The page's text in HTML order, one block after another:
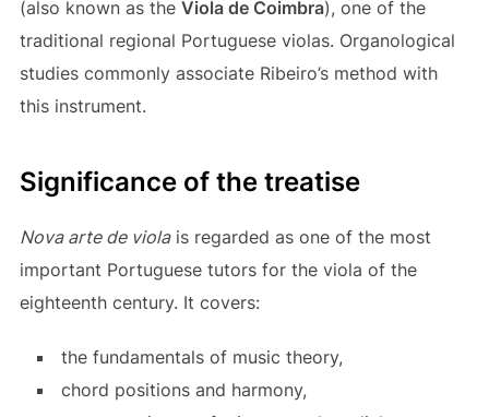
(also known as the Viola de Coimbra), one of the
traditional regional Portuguese violas. Organological
studies commonly associate Ribeiro’s method with
this instrument.
Significance of the treatise
Nova arte de violais regarded as one of the most
important Portuguese tutors for the viola of the
eighteenth century. It covers:
the fundamentals of music theory,
chord positions and harmony,